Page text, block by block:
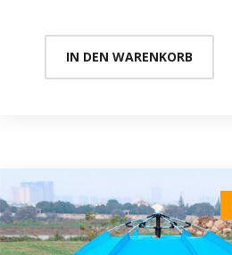
IN DEN WARENKORB